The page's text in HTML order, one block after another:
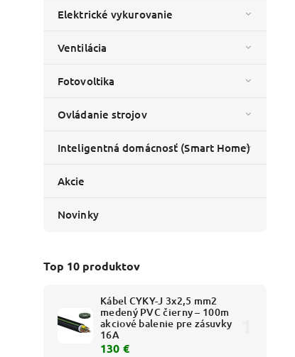
Elektrické vykurovanie
Ventilácia
Fotovoltika
Ovládanie strojov
Inteligentná domácnosť (Smart Home)
Akcie
Novinky
Top 10 produktov
Kábel CYKY-J 3x2,5 mm2
medený PVC čierny – 100m
akciové balenie pre zásuvky
16A
130 €